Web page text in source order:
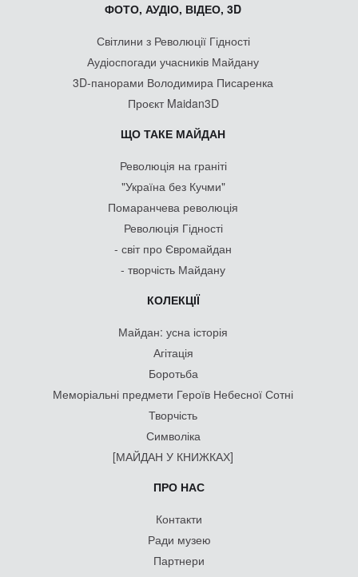
ФОТО, АУДІО, ВІДЕО, 3D
Світлини з Революції Гідності
Аудіоспогади учасників Майдану
3D-панорами Володимира Писаренка
Проєкт Maidan3D
ЩО ТАКЕ МАЙДАН
Революція на граніті
"Україна без Кучми"
Помаранчева революція
Революція Гідності
- світ про Євромайдан
- творчість Майдану
КОЛЕКЦІЇ
Майдан: усна історія
Агітація
Боротьба
Меморіальні предмети Героїв Небесної Сотні
Творчість
Символіка
[МАЙДАН У КНИЖКАХ]
ПРО НАС
Контакти
Ради музею
Партнери